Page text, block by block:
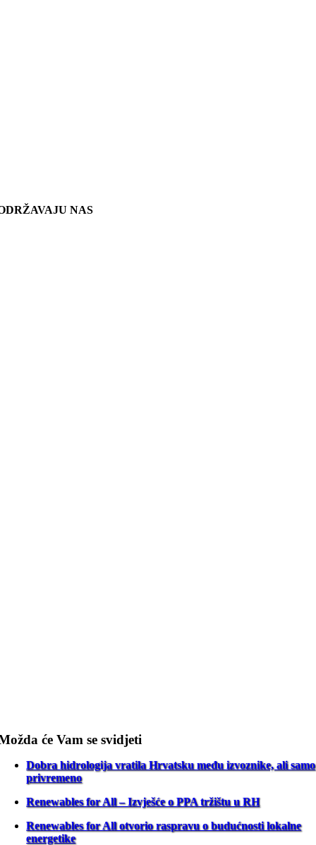
NAS
će Vam se svidjeti
Dobra hidrologija vratila Hrvatsku među izvoznike, ali samo
privremeno
Renewables for All – Izvješće o PPA tržištu u RH
Renewables for All otvorio raspravu o budućnosti lokalne
energetike